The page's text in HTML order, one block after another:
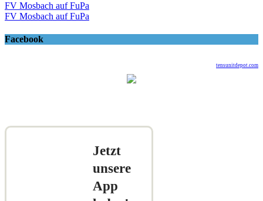
FV Mosbach auf FuPa
FV Mosbach auf FuPa
Facebook
tensunitdepot.com
Jetzt
unsere
App